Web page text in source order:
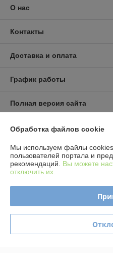
О нас
Контакты
Доставка и оплата
График работы
Полная версия сайта
Политика обработки cookies
Сайт создан на платформе
Юридическое лицо:ООО
Обработка файлов cookie
Мы используем файлы
пользователей портала и
рекомендаций. Вы можете
отключить их.